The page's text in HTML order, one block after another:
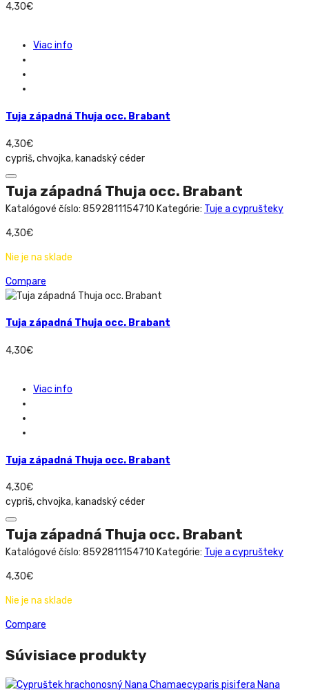
4,30€
Viac info
Tuja západná Thuja occ. Brabant
4,30€
cypriš, chvojka, kanadský céder
Tuja západná Thuja occ. Brabant
Katalógové číslo: 8592811154710 Kategórie: Tuje a cyprušteky
4,30€
Nie je na sklade
Compare
Tuja západná Thuja occ. Brabant
4,30€
Viac info
Tuja západná Thuja occ. Brabant
4,30€
cypriš, chvojka, kanadský céder
Tuja západná Thuja occ. Brabant
Katalógové číslo: 8592811154710 Kategórie: Tuje a cyprušteky
4,30€
Nie je na sklade
Compare
Súvisiace produkty